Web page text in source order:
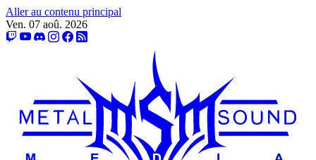
Aller au contenu principal
Ven. 07 aoû. 2026